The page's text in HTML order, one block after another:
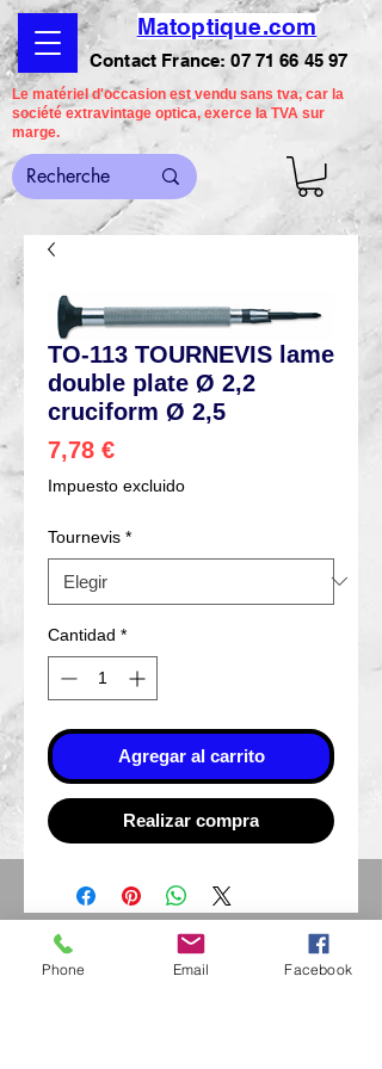
Matoptique.com
Contact France:07 71 66 45 97
Le matériel d'occasion est vendu sans tva, car la
société extravintage optica, exerce la TVA sur
marge.
TO-113 TOURNEVIS lame
double plate Ø 2,2
cruciform Ø 2,5
7,78 €Precio
Impuesto excluido
Tournevis *
Cantidad *
Agregar al carrito
Realizar compra
Eurl Extravintage Optica
46 Av Pierre Mendes France
Phone Email Facebook